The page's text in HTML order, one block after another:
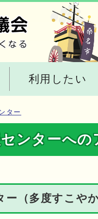
利用したい
ター
ンターへの
（多度すこや